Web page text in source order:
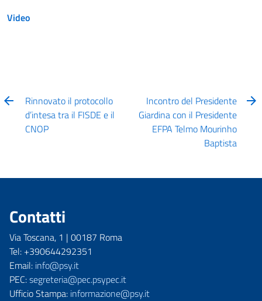
Video
Rinnovato il protocollo
d’intesa tra il FISDE e il
CNOP
Incontro del Presidente
Giardina con il Presidente
EFPA Telmo Mourinho
Baptista
Contatti
Via Toscana, 1 | 00187 Roma
Tel: +390644292351
Email: info@psy.it
PEC:segreteria@pec.psypec.it
Ufficio Stampa: informazione@psy.it